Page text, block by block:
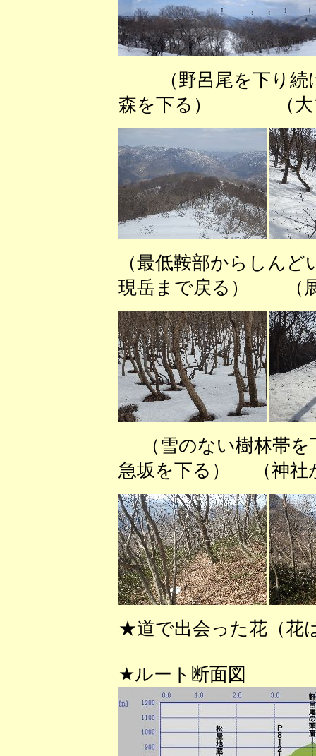
（野呂尾を下
森を下る） （大ブ
（最低鞍部からしん
現岳まで戻る） （展
（雪のない樹林帯
急坂を下る） （神社
★道で出会った花（花
★ルート断面図